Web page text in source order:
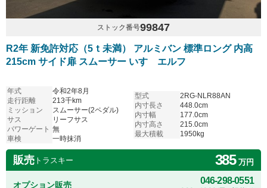
ストック番号99847
R2年 新免許対応（5ｔ未満） アルミバン 標準ロング 内高
215cm サイド扉 スムーサー いすゞエルフ
年式
令和2年8月
走行距離
213千km
ミッション
スムーサー(2ペダル)
サス
リーフサス
パワーゲート 無
車検
一時抹消
型式
2RG-NLR88AN
内寸長さ
448.0cm
内寸幅
177.0cm
内寸高さ
215.0cm
最大積載
1950kg
販売 トラスキー 385万円
オプション販売 046-298-0551